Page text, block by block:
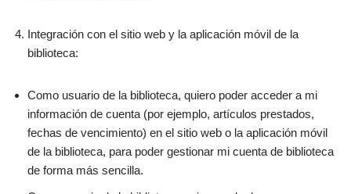
Integración con el sitio web y la aplicación móvil de la
biblioteca:
Como usuario de la biblioteca, quiero poder acceder a mi
información de cuenta (por ejemplo, artículos prestados,
fechas de vencimiento) en el sitio web o la aplicación móvil
de la biblioteca, para poder gestionar mi cuenta de biblioteca
de forma más sencilla.